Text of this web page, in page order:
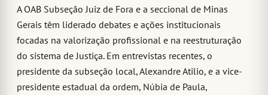
A OAB Subseção Juiz de Fora e a seccional de Minas
Gerais têm liderado debates e ações institucionais
focadas na valorização profissional e na reestruturação
do sistema de Justiça. Em entrevistas recentes, o
presidente da subseção local, Alexandre Atilio, e a vice-
presidente estadual da ordem, Núbia de Paula,